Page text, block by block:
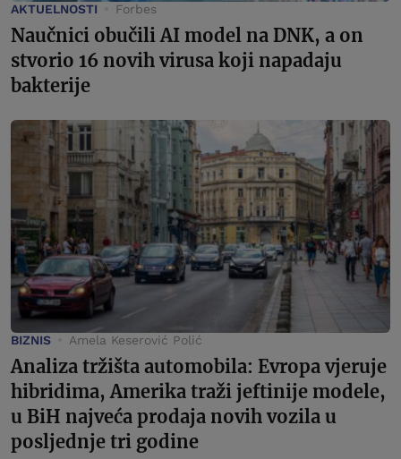
AKTUELNOSTI Forbes
Naučnici obučili AI model na DNK, a on
stvorio 16 novih virusa koji napadaju
bakterije
BIZNIS Amela Keserović Polić
Analiza tržišta automobila: Evropa vjeruje
hibridima, Amerika traži jeftinije modele,
u BiH najveća prodaja novih vozila u
posljednje tri godine